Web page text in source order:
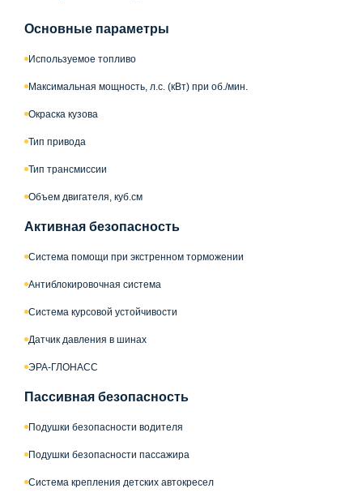
Основные параметры
Используемое топливо
Максимальная мощность, л.с. (кВт) при об./мин.
Окраска кузова
Тип привода
Тип трансмиссии
Объем двигателя, куб.см
Активная безопасность
Система помощи при экстренном торможении
Антиблокировочная система
Система курсовой устойчивости
Датчик давления в шинах
ЭРА-ГЛОНАСС
Пассивная безопасность
Подушки безопасности водителя
Подушки безопасности пассажира
Система крепления детских автокресел